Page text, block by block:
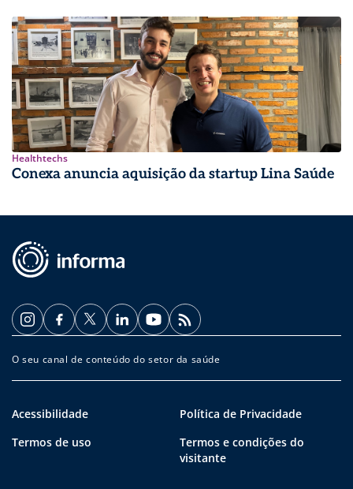
Healthtechs
Conexa anuncia aquisição da startup Lina Saúde
O seu canal de conteúdo do setor da saúde
Acessibilidade
Política de Privacidade
Termos de uso
Termos e condições do
visitante